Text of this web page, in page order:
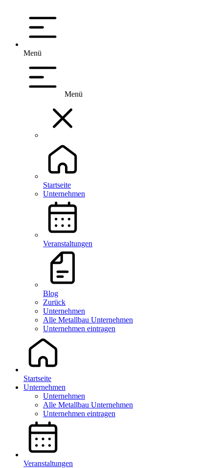
Menü
Menü
Startseite
Unternehmen
Veranstaltungen
Blog
Zurück
Unternehmen
Alle Metallbau Unternehmen
Unternehmen eintragen
Startseite
Unternehmen
Unternehmen
Alle Metallbau Unternehmen
Unternehmen eintragen
Veranstaltungen